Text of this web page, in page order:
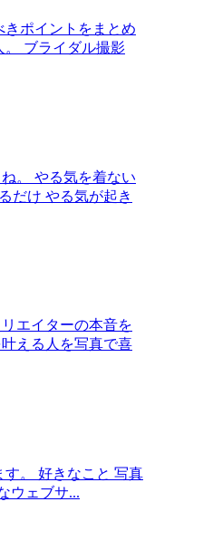
ポイントをまとめ
ブライダル撮影
。 やる気を着ない
だけ やる気が起き
エイターの本音を
える人を写真で喜
。 好きなこと 写真
ウェブサ...